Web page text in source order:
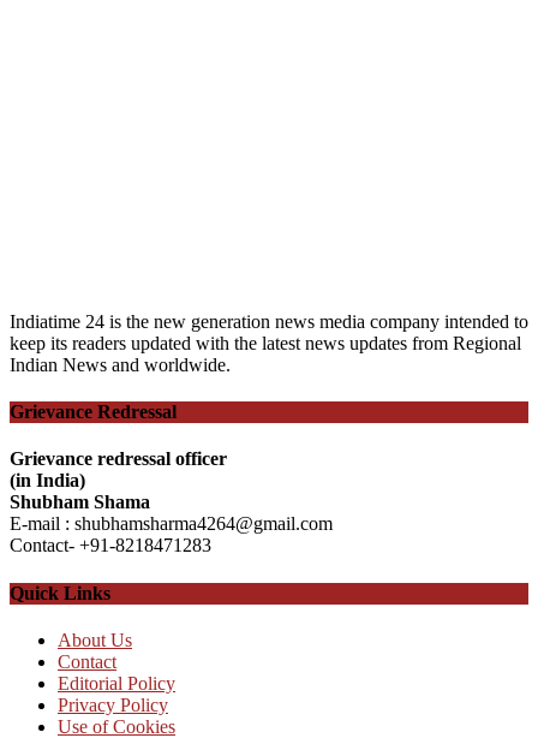
Indiatime 24 is the new generation news media company intended to
keep its readers updated with the latest news updates from Regional
Indian News and worldwide.
Grievance Redressal
Grievance redressal officer
(in India)
Shubham Shama
E-mail : shubhamsharma4264@gmail.com
Contact- +91-8218471283
Quick Links
About Us
Contact
Editorial Policy
Privacy Policy
Use of Cookies